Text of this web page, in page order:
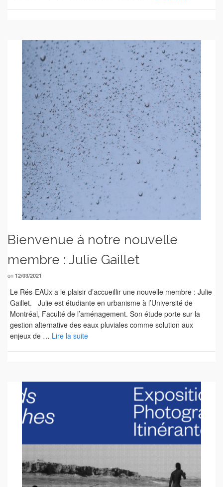
Bienvenue à notre nouvelle
membre : Julie Gaillet
on 12/03/2021
Le Rés-EAUx a le plaisir d’accueillir une nouvelle membre : Julie
Gaillet. Julie est étudiante en urbanisme à l’Université de
Montréal, Faculté de l’aménagement. Son étude porte sur la
gestion alternative des eaux pluviales comme solution aux
enjeux de … Lire la suite